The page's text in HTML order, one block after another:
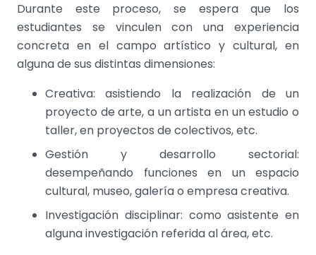
Durante este proceso, se espera que los
estudiantes se vinculen con una experiencia
concreta en el campo artístico y cultural, en
alguna de sus distintas dimensiones:
Creativa: asistiendo la realización de un
proyecto de arte, a un artista en un estudio o
taller, en proyectos de colectivos, etc.
Gestión y desarrollo sectorial:
desempeñando funciones en un espacio
cultural, museo, galería o empresa creativa.
Investigación disciplinar: como asistente en
alguna investigación referida al área, etc.